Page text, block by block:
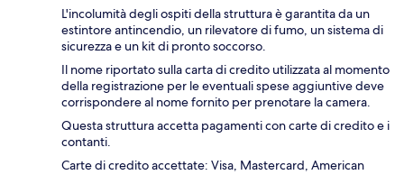
L'incolumità degli ospiti della struttura è garantita da un
estintore antincendio, un rilevatore di fumo, un sistema di
sicurezza e un kit di pronto soccorso.
Il nome riportato sulla carta di credito utilizzata al momento
della registrazione per le eventuali spese aggiuntive deve
corrispondere al nome fornito per prenotare la camera.
Questa struttura accetta pagamenti con carte di credito e i
contanti.
Carte di credito accettate: Visa, Mastercard, American